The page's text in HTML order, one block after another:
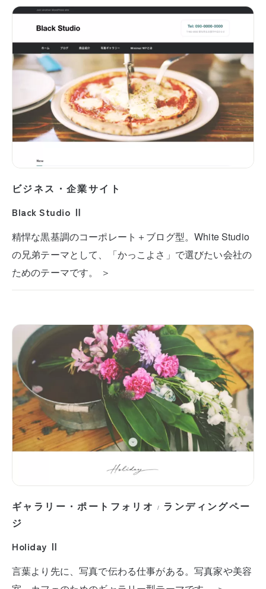
ビジネス・企業サイト
Black Studio Ⅱ
精悍な黒基調のコーポレート＋ブログ型。White Studio
の兄弟テーマとして、「かっこよさ」で選びたい会社の
ためのテーマです。 ＞
ギャラリー・ポートフォリオ / ランディングペー
ジ
Holiday Ⅱ
言葉より先に、写真で伝わる仕事がある。写真家や美容